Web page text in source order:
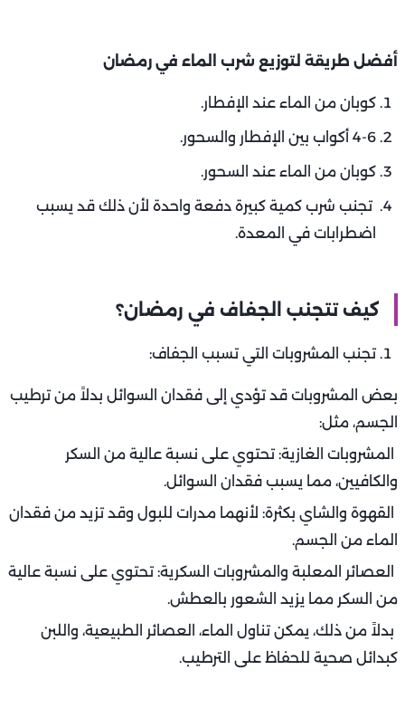
أفضل طريقة لتوزيع شرب الماء في رمضان
كوبان من الماء عند الإفطار.
4-6 أكواب بين الإفطار والسحور.
كوبان من الماء عند السحور.
تجنب شرب كمية كبيرة دفعة واحدة لأن ذلك قد يسبب
اضطرابات في المعدة.
كيف تتجنب الجفاف في رمضان؟
تجنب المشروبات التي تسبب الجفاف:
بعض المشروبات قد تؤدي إلى فقدان السوائل بدلاً من ترطيب
الجسم، مثل:
المشروبات الغازية: تحتوي على نسبة عالية من السكر
والكافيين، مما يسبب فقدان السوائل.
القهوة والشاي بكثرة: لأنهما مدرات للبول وقد تزيد من فقدان
الماء من الجسم.
العصائر المعلبة والمشروبات السكرية: تحتوي على نسبة عالية
من السكر مما يزيد الشعور بالعطش.
بدلاً من ذلك، يمكن تناول الماء، العصائر الطبيعية، واللبن
كبدائل صحية للحفاظ على الترطيب.